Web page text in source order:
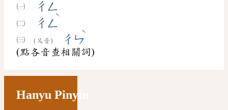
ㄔㄥ
ㄔㄥ
ˋ
(又音) ㄔㄣ
ˋ
(點各音查相關詞)
Hanyu Pinyin